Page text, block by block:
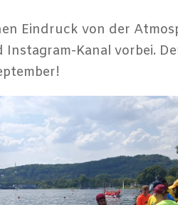
Eindruck von der
Kanal vorbei.